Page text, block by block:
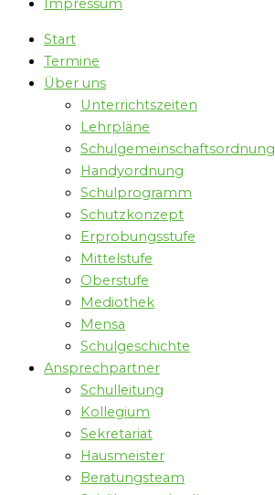
Impressum
Start
Termine
Über uns
Unterrichtszeiten
Lehrpläne
Schulgemeinschaftsordnung
Handyordnung
Schulprogramm
Schutzkonzept
Erprobungsstufe
Mittelstufe
Oberstufe
Mediothek
Mensa
Schulgeschichte
Ansprechpartner
Schulleitung
Kollegium
Sekretariat
Hausmeister
Beratungsteam